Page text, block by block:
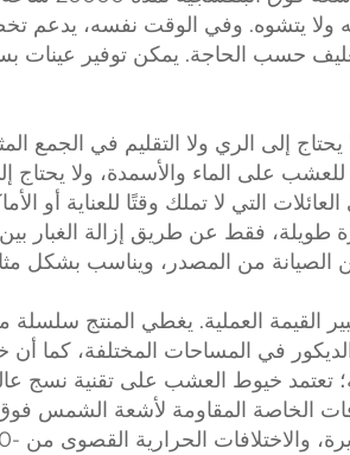
إلى الري ولا التقليم في الجمع
على الماء والأسمدة، ولا يحتاج
التي لا تملك وقتًا للعناية أو
فقط عن طريق إزالة الغبار بين
الصيانة من المصدر، ويناسب بشكل
القيمة العملية. يغطي المنتج سلسلة
في المساحات المختلفة، كما
خيوط العشب على تقنية نسج
الخاصة المقاومة لأشعة الشمس